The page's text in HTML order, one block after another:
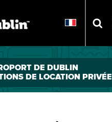
DE DUBLIN
DE LOCATION PRIVÉE